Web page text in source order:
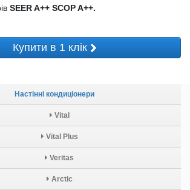
Настінні кондиціонери
Vital
Vital Plus
Veritas
Arctic
SEER A++ SCOP A++.
Купити в 1 клік